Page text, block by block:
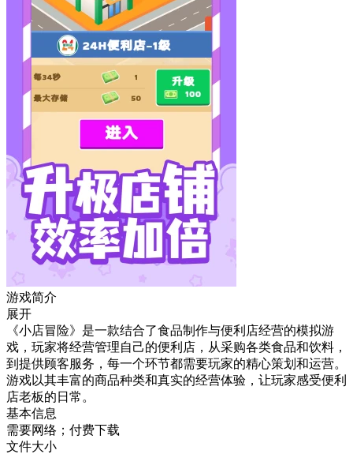
游戏简介
展开
《小店冒险》是一款结合了食品制作与便利店经营的模拟游
戏，玩家将经营管理自己的便利店，从采购各类食品和饮料，
到提供顾客服务，每一个环节都需要玩家的精心策划和运营。
游戏以其丰富的商品种类和真实的经营体验，让玩家感受便利
店老板的日常。
基本信息
需要网络；付费下载
文件大小